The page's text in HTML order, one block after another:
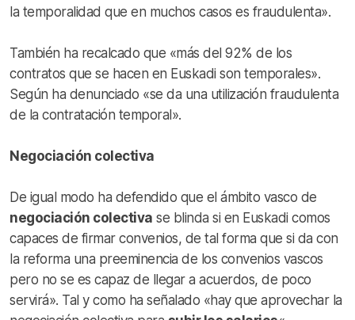
la temporalidad que en muchos casos es fraudulenta».
También ha recalcado que «más del 92% de los
contratos que se hacen en Euskadi son temporales».
Según ha denunciado «se da una utilización fraudulenta
de la contratación temporal».
Negociación colectiva
De igual modo ha defendido que el ámbito vasco de
negociación colectiva se blinda si en Euskadi comos
capaces de firmar convenios, de tal forma que si da con
la reforma una preeminencia de los convenios vascos
pero no se es capaz de llegar a acuerdos, de poco
servirá». Tal y como ha señalado «hay que aprovechar la